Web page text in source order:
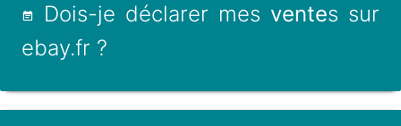
Dois-je déclarer mes ventes sur
ebay.fr ?